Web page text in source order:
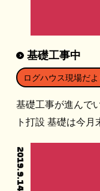
基礎工事中
ログハウス現場だよ
基礎工事が進んで
ト打設 基礎は今月
2019.9.14